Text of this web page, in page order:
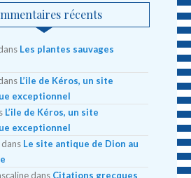
récents
Les plantes sauvages
L’ile de Kéros, un site
exceptionnel
L’ile de Kéros, un site
exceptionnel
Le site antique de Dion au
dans Citations grecques